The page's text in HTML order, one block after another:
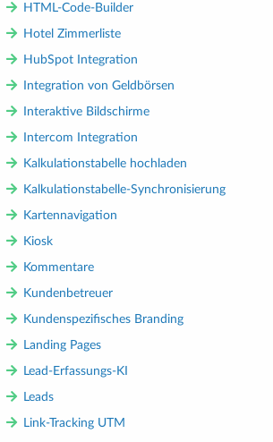
HTML-Code-Builder
Hotel Zimmerliste
HubSpot Integration
Integration von Geldbörsen
Interaktive Bildschirme
Intercom Integration
Kalkulationstabelle hochladen
Kalkulationstabelle-Synchronisierung
Kartennavigation
Kiosk
Kommentare
Kundenbetreuer
Kundenspezifisches Branding
Landing Pages
Lead-Erfassungs-KI
Leads
Link-Tracking UTM